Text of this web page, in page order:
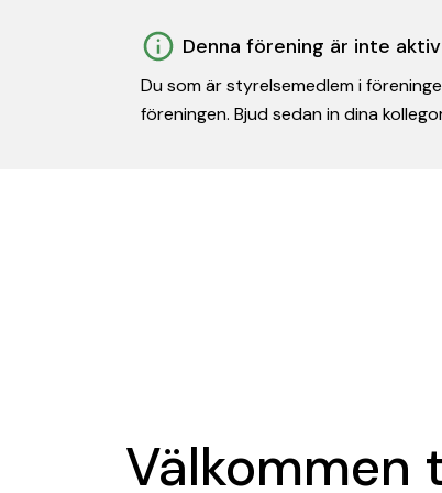
Denna förening är inte
Du som är styrelsemedlem i
föreningen. Bjud sedan in dina
Välkommen